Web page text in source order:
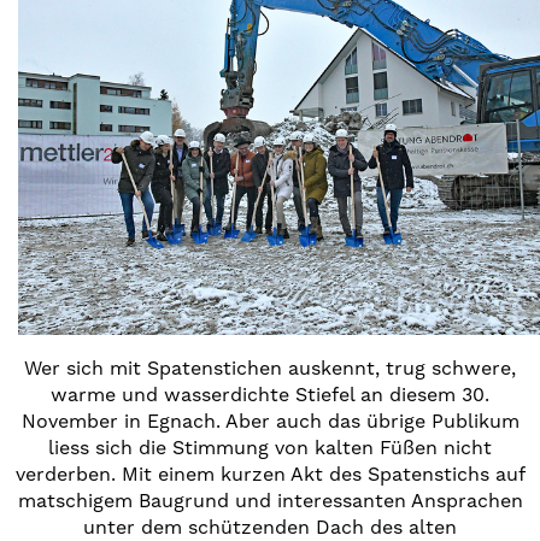
Wer sich mit Spatenstichen auskennt, trug schwere,
warme und wasserdichte Stiefel an diesem 30.
November in Egnach. Aber auch das übrige Publikum
liess sich die Stimmung von kalten Füßen nicht
verderben. Mit einem kurzen Akt des Spatenstichs auf
matschigem Baugrund und interessanten Ansprachen
unter dem schützenden Dach des alten